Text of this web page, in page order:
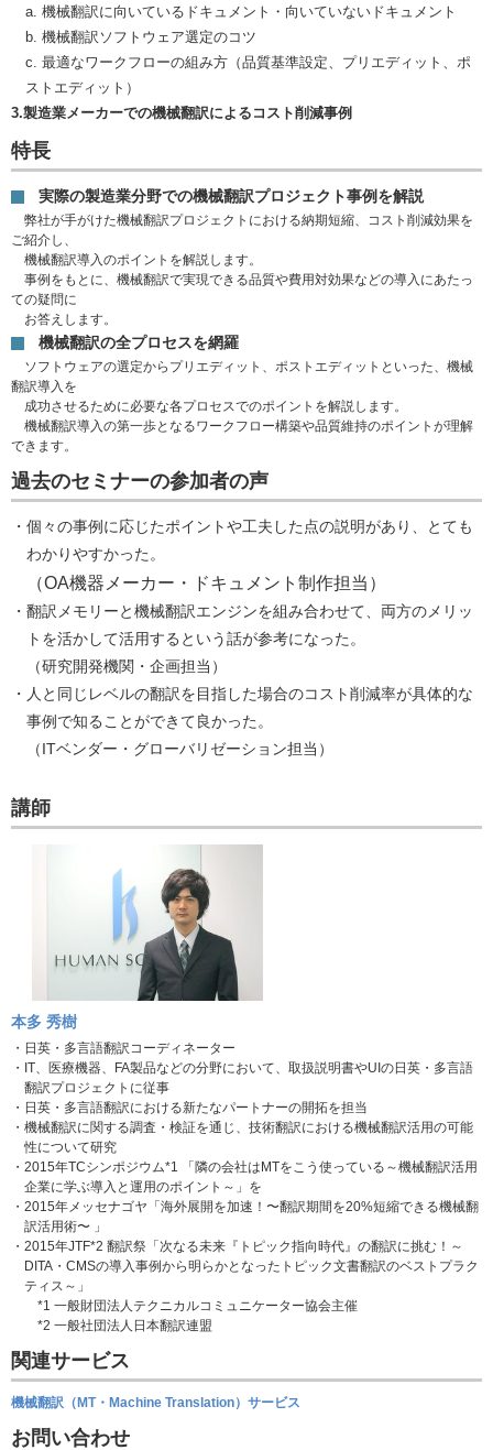
a. 機械翻訳に向いているドキュメント・向いていないドキュメント
b. 機械翻訳ソフトウェア選定のコツ
c. 最適なワークフローの組み方（品質基準設定、プリエディット、ポ
ストエディット）
3.製造業メーカーでの機械翻訳によるコスト削減事例
特長
実際の製造業分野での機械翻訳プロジェクト事例を解説
弊社が手がけた機械翻訳プロジェクトにおける納期短縮、コスト削減効果を
ご紹介し、
機械翻訳導入のポイントを解説します。
事例をもとに、機械翻訳で実現できる品質や費用対効果などの導入にあたっ
ての疑問に
お答えします。
機械翻訳の全プロセスを網羅
ソフトウェアの選定からプリエディット、ポストエディットといった、機械
翻訳導入を
成功させるために必要な各プロセスでのポイントを解説します。
機械翻訳導入の第一歩となるワークフロー構築や品質維持のポイントが理解
できます。
過去のセミナーの参加者の声
・個々の事例に応じたポイントや工夫した点の説明があり、とても
わかりやすかった。
（OA機器メーカー・ドキュメント制作担当）
・翻訳メモリーと機械翻訳エンジンを組み合わせて、両方のメリッ
トを活かして活用するという話が参考になった。
（研究開発機関・企画担当）
・人と同じレベルの翻訳を目指した場合のコスト削減率が具体的な
事例で知ることができて良かった。
（ITベンダー・グローバリゼーション担当）
講師
本多 秀樹
・日英・多言語翻訳コーディネーター
・IT、医療機器、FA製品などの分野において、取扱説明書やUIの日英・多言語
翻訳プロジェクトに従事
・日英・多言語翻訳における新たなパートナーの開拓を担当
・機械翻訳に関する調査・検証を通じ、技術翻訳における機械翻訳活用の可能
性について研究
・2015年TCシンポジウム*1 「隣の会社はMTをこう使っている～機械翻訳活用
企業に学ぶ導入と運用のポイント～」を
・2015年メッセナゴヤ「海外展開を加速！〜翻訳期間を20%短縮できる機械翻
訳活用術〜 」
・2015年JTF*2 翻訳祭「次なる未来『トピック指向時代』の翻訳に挑む！～
DITA・CMSの導入事例から明らかとなったトピック文書翻訳のベストプラク
ティス～」
*1 一般財団法人テクニカルコミュニケーター協会主催
*2 一般社団法人日本翻訳連盟
関連サービス
機械翻訳（MT・Machine Translation）サービス
お問い合わせ